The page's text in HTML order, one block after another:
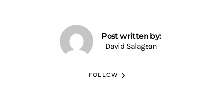
Post written by:
David Salagean
FOLLOW